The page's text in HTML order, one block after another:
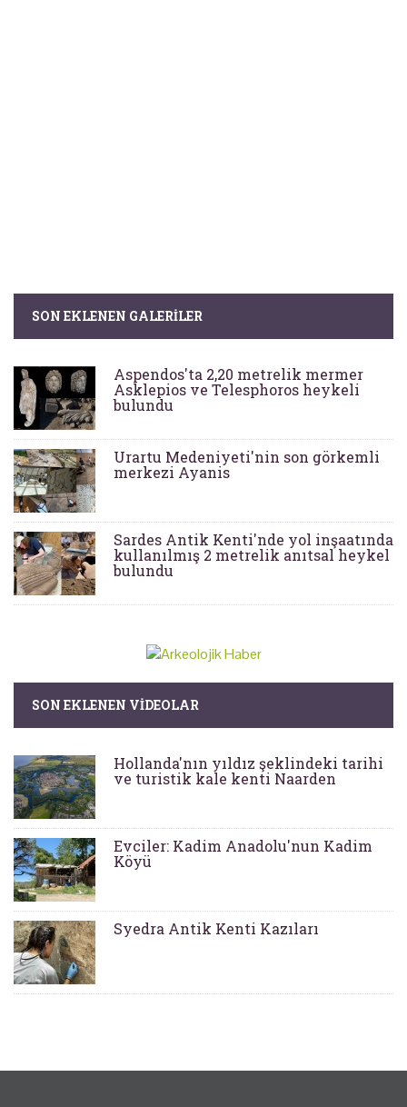
SON EKLENEN GALERILER
Aspendos'ta 2,20 metrelik mermer
Asklepios ve Telesphoros heykeli
bulundu
Urartu Medeniyeti'nin son görkemli
merkezi Ayanis
Sardes Antik Kenti'nde yol inşaatında
kullanılmış 2 metrelik anıtsal heykel
bulundu
SON EKLENEN VIDEOLAR
Hollanda'nın yıldız şeklindeki tarihi
ve turistik kale kenti Naarden
Evciler: Kadim Anadolu'nun Kadim
Köyü
Syedra Antik Kenti Kazıları